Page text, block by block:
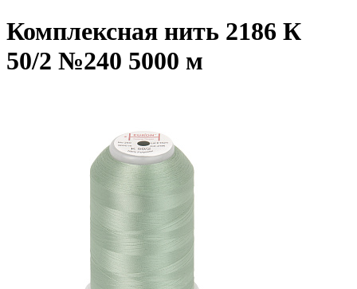
Комплексная нить 2186 К
50/2 №240 5000 м